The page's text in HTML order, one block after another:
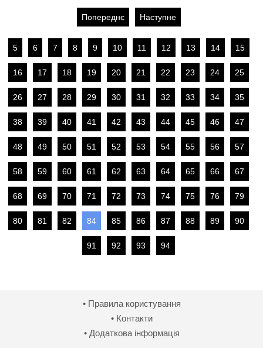
Попереднє Наступне
5 6 7 8 9 10 11 12 13 14 15
16 17 18 19 20 21 22 23 24 25
26 27 28 29 30 31 32 33 34 35
38 39 40 41 42 43 44 45 46 47
48 49 50 51 52 53 54 55 56 57
58 59 60 61 62 63 64 65 66 67
68 69 70 71 72 73 74 75 76 79
80 81 82 84 85 86 87 88 89 90
91 92 93 94
• Правила користування
• Контакти
• Додаткова інформація